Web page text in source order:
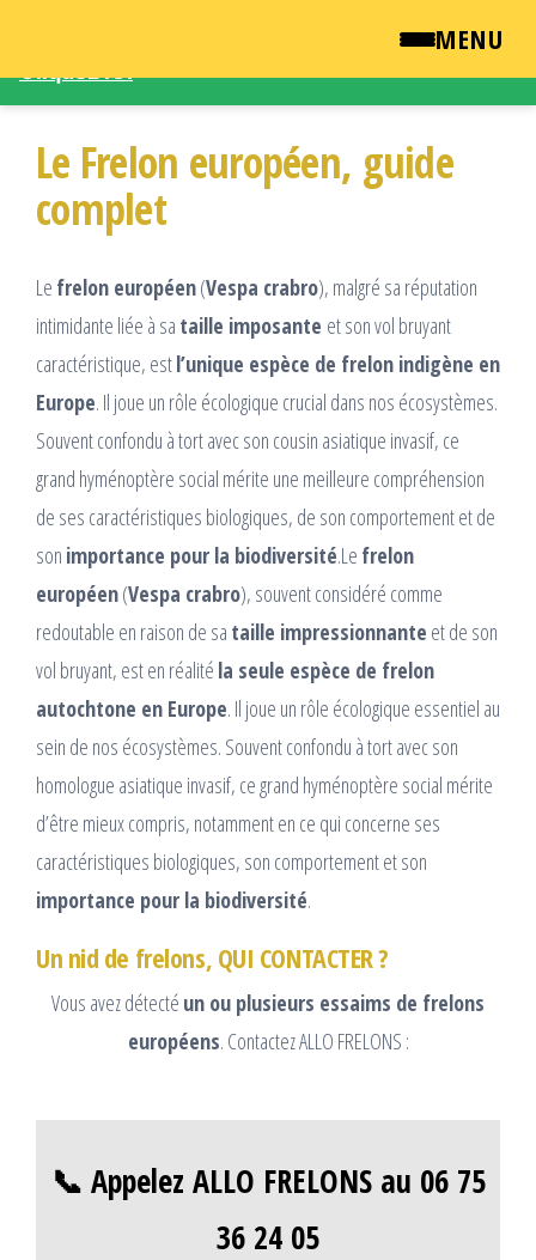
MENU
QUI SOMMES NOUS ?
NEWSROOM
ENGLISH
CONTACT
Passer
contenuLe Frelon européen, guide
complet
Le frelon européen(Vespa crabro), malgré sa réputation
intimidante liée à sa taille imposante et son vol bruyant
caractéristique, estl’unique espèce de frelon indigène en
Europe. Il joue un rôle écologique crucial dans nos écosystèmes.
Souvent confondu à tort avec son cousin asiatique invasif, ce
grand hyménoptère social mérite une meilleure compréhension
de ses caractéristiques biologiques, de son comportement et de
son importance pour la biodiversité.Le frelon
européen(Vespa crabro), souvent considéré comme
redoutable en raison de sa taille impressionnante et de son
vol bruyant, est en réalité la seule espèce de frelon
autochtone en Europe. Il joue un rôle écologique essentiel au
sein de nos écosystèmes. Souvent confondu à tort avec son
homologue asiatique invasif, ce grand hyménoptère social mérite
d’être mieux compris, notamment en ce qui concerne ses
caractéristiques biologiques, son comportement et son
importance pour la biodiversité.
Un nid de frelons, QUI CONTACTER ?
Vous avez détecté un ou plusieurs essaims de frelons
européens. Contactez ALLO FRELONS :
📞 Appelez ALLO FRELONS au 06 75
36 24 05
Une demande d'intervention – Une question ?